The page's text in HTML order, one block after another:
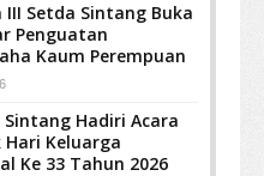
III Setda Sintang Buka
Penguatan
Kaum Perempuan
Sintang Hadiri Acara
Hari Keluarga
Ke 33 Tahun 2026